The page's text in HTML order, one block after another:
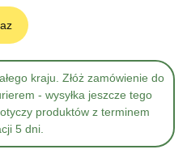
kraju. Złóż zamówienie do
- wysyłka jeszcze tego
produktów z terminem
5 dni.